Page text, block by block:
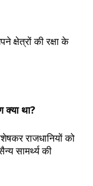
क्षेत्रों की रक्षा के
क्या था?
राजधानियों को
सामर्थ्य की